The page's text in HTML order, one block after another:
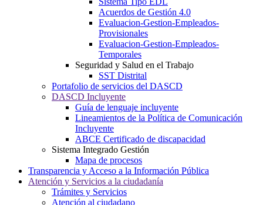
Acuerdos de Gestión 4.0
Evaluacion-Gestion-Empleados-
Provisionales
Evaluacion-Gestion-Empleados-
Temporales
Seguridad y Salud en el Trabajo
SST Distrital
Portafolio de servicios del DASCD
DASCD Incluyente
Guía de lenguaje incluyente
Lineamientos de la Política de Comunicación
Incluyente
ABCE Certificado de discapacidad
Sistema Integrado Gestión
Mapa de procesos
Transparencia y Acceso a la Información Pública
Atención y Servicios a la ciudadanía
Trámites y Servicios
Atención al ciudadano